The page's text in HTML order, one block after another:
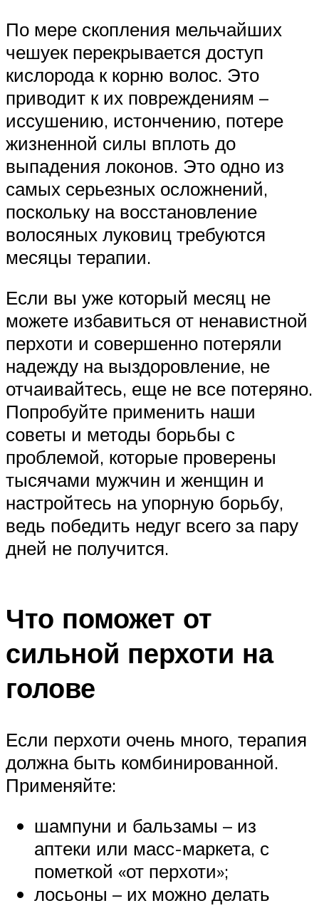
По мере скопления мельчайших
чешуек перекрывается доступ
кислорода к корню волос. Это
приводит к их повреждениям –
иссушению, истончению, потере
жизненной силы вплоть до
выпадения локонов. Это одно из
самых серьезных осложнений,
поскольку на восстановление
волосяных луковиц требуются
месяцы терапии.
Если вы уже который месяц не
можете избавиться от ненавистной
перхоти и совершенно потеряли
надежду на выздоровление, не
отчаивайтесь, еще не все потеряно.
Попробуйте применить наши
советы и методы борьбы с
проблемой, которые проверены
тысячами мужчин и женщин и
настройтесь на упорную борьбу,
ведь победить недуг всего за пару
дней не получится.
Что поможет от
сильной перхоти на
голове
Если перхоти очень много, терапия
должна быть комбинированной.
Применяйте:
шампуни и бальзамы – из
аптеки или масс-маркета, с
пометкой «от перхоти»;
лосьоны – их можно делать